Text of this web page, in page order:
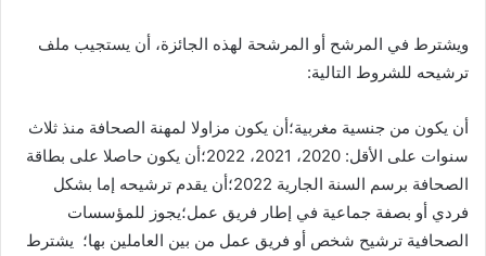
ويشترط في المرشح أو المرشحة لهذه الجائزة، أن يستجيب ملف
ترشيحه للشروط التالية:
أن يكون من جنسية مغربية؛أن يكون مزاولا لمهنة الصحافة منذ ثلاث
سنوات على الأقل: 2020، 2021، 2022؛أن يكون حاصلا على بطاقة
الصحافة برسم السنة الجارية 2022؛أن يقدم ترشيحه إما بشكل
فردي أو بصفة جماعية في إطار فريق عمل؛يجوز للمؤسسات
الصحافية ترشيح شخص أو فريق عمل من بين العاملين بها؛ يشترط